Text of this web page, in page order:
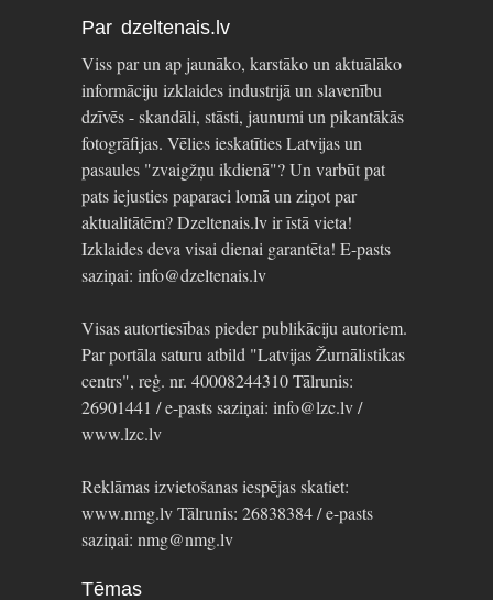
Par dzeltenais.lv
Viss par un ap jaunāko, karstāko un aktuālāko
informāciju izklaides industrijā un slavenību
dzīvēs - skandāli, stāsti, jaunumi un pikantākās
fotogrāfijas. Vēlies ieskatīties Latvijas un
pasaules "zvaigžņu ikdienā"? Un varbūt pat
pats iejusties paparaci lomā un ziņot par
aktualitātēm? Dzeltenais.lv ir īstā vieta!
Izklaides deva visai dienai garantēta! E-pasts
saziņai: info@dzeltenais.lv
Visas autortiesības pieder publikāciju autoriem.
Par portāla saturu atbild "Latvijas Žurnālistikas
centrs", reģ. nr. 40008244310 Tālrunis:
26901441 / e-pasts saziņai: info@lzc.lv /
www.lzc.lv
Reklāmas izvietošanas iespējas skatiet:
www.nmg.lv Tālrunis: 26838384 / e-pasts
saziņai: nmg@nmg.lv
Tēmas